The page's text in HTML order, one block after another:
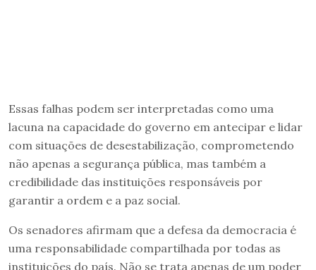
Essas falhas podem ser interpretadas como uma
lacuna na capacidade do governo em antecipar e lidar
com situações de desestabilização, comprometendo
não apenas a segurança pública, mas também a
credibilidade das instituições responsáveis por
garantir a ordem e a paz social.
Os senadores afirmam que a defesa da democracia é
uma responsabilidade compartilhada por todas as
instituições do país. Não se trata apenas de um poder